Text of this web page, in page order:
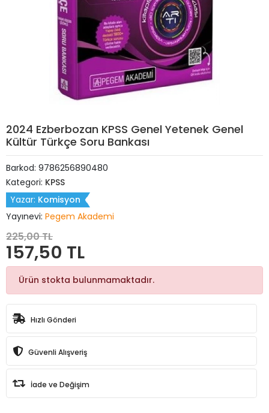
2024 Ezberbozan KPSS Genel Yetenek Genel
Kültür Türkçe Soru Bankası
Barkod: 9786256890480
Kategori: KPSS
Yazar: Komisyon
Yayınevi: Pegem Akademi
225,00 TL
157,50 TL
Ürün stokta bulunmamaktadır.
Hızlı Gönderi
Güvenli Alışveriş
İade ve Değişim